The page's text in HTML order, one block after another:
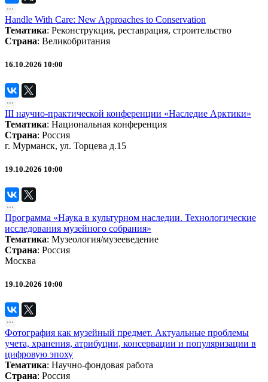
Handle With Care: New Approaches to Conservation
Тематика: Реконструкция, реставрация, строительство
Страна: Великобритания
16.10.2026 10:00
III научно-практической конференции «Наследие Арктики»
Тематика: Национальная конференция
Страна: Россия
г. Мурманск, ул. Торцева д.15
19.10.2026 10:00
Программа «Наука в культурном наследии. Технологические
исследования музейного собрания»
Тематика: Музеология/музееведение
Страна: Россия
Москва
19.10.2026 10:00
Фотография как музейный предмет. Актуальные проблемы
учета, хранения, атрибуции, консервации и популяризации в
цифровую эпоху
Тематика: Научно-фондовая работа
Страна: Россия